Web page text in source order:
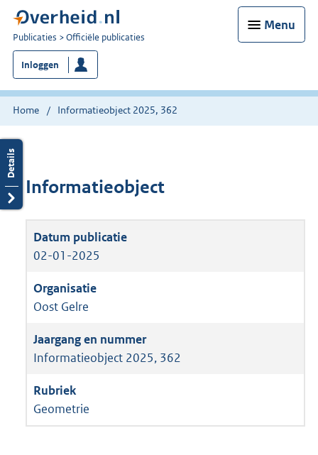
Menu
U
bent
nu
hier:
Publicaties Officiële publicaties
Inloggen
Home Informatieobject 2025, 362
Informatieobject
02-01-2025
Oost Gelre
Informatieobject 2025, 362
Geometrie